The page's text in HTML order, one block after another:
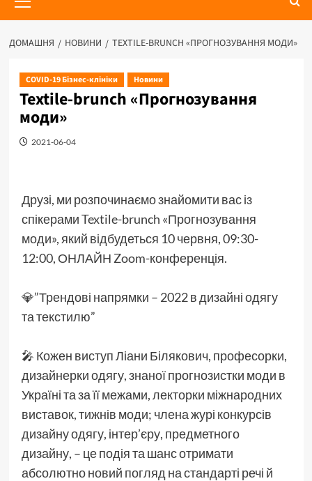
меню
ДОМАШНЯ НОВИНИ TEXTILE-BRUNCH «ПРОГНОЗУВАННЯ МОДИ»
COVID-19 Бізнес-клініки Новини
Textile-brunch «Прогнозування
моди»
2021-06-04
Друзі, ми розпочинаємо знайомити вас із
спікерами Textile-brunch «Прогнозування
моди», який відбудеться 10 червня, 09:30-
12:00, ОНЛАЙН Zoom-конференція.
💎”Трендові напрямки – 2022 в дизайні одягу
та текстилю”
🎤 Кожен виступ Ліани Білякович, професорки,
дизайнерки одягу, знаної прогнозистки моди в
Україні та за її межами, лекторки міжнародних
виставок, тижнів моди; члена журі конкурсів
дизайну одягу, інтер’єру, предметного
дизайну, – це подія та шанс отримати
абсолютно новий погляд на стандарті речі й